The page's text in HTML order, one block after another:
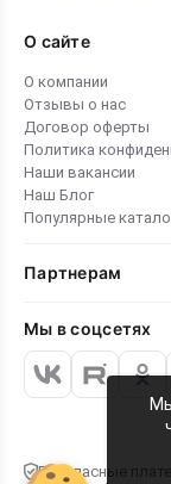
О сайте
О компании
Отзывы о нас
Договор оферты
Политика
Наши вакансии
Наш Блог
Популярные
Партнерам
Мы в соцсетях
Безопасные